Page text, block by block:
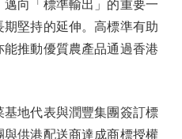
向「標準輸出」的重要一
堅持的延伸。高標準有助
推動優質農產品通過香港
地代表與潤豐集團簽訂標
供港配送商達成商標授權